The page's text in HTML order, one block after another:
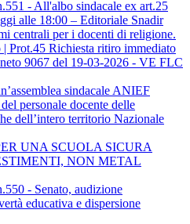
- All'albo sindacale ex art.25
alle 18:00 – Editoriale Snadir
centrali per i docenti di religione.
Prot.45 Richiesta ritiro immediato
9067 del 19-03-2026 - VE FLC
sindacale ANIEF
personale docente delle
dell’intero territorio Nazionale
UNA SCUOLA SICURA
NON METAL
- Senato, audizione
educativa e dispersione